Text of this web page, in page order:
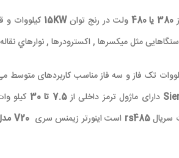
380 یا 480 ولت در رنج توان15KW کیلووات
مثل ميکسرها , اکسترودرها , نوارهاي
از رنج توانی 0.12 تا 30 کیلووات تک فاز و سه فاز
دارای ماژول ترمز داخلی از7.5 تا 30
سریالrs485 است اینورتر زیمنس سری V20